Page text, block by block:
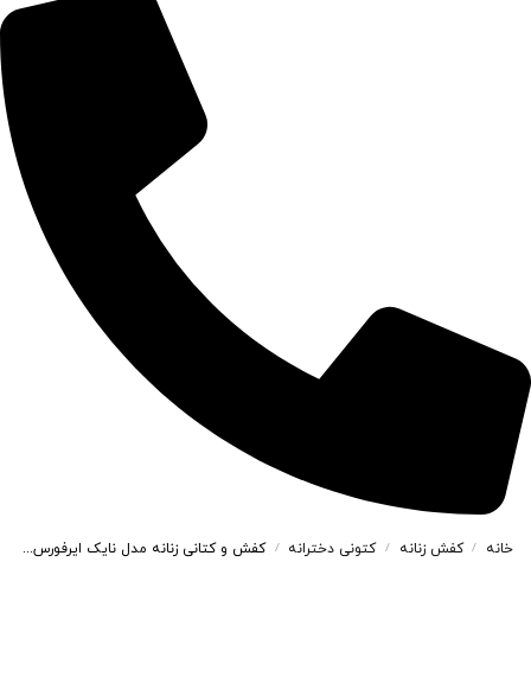
خانه / کفش زنانه / کتونی دخترانه / کفش و کتانی زنانه مدل نایک ایرفورس NIKE_AIR FORCE رنگ سفید آبی کد 30040